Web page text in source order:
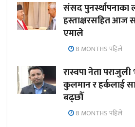
संसद पुनर्स्थापनाका
हस्ताक्षरसहित आज
एमाले
8 MONTHS पहिले
रास्वपा नेता
कुलमान र हर्कलाई
बढ्छौँ
8 MONTHS पहिले